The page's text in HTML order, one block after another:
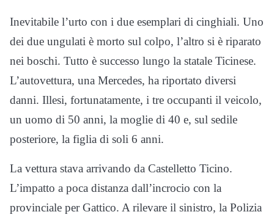
Inevitabile l’urto con i due esemplari di cinghiali. Uno
dei due ungulati è morto sul colpo, l’altro si è riparato
nei boschi. Tutto è successo lungo la statale Ticinese.
L’autovettura, una Mercedes, ha riportato diversi
danni. Illesi, fortunatamente, i tre occupanti il veicolo,
un uomo di 50 anni, la moglie di 40 e, sul sedile
posteriore, la figlia di soli 6 anni.
La vettura stava arrivando da Castelletto Ticino.
L’impatto a poca distanza dall’incrocio con la
provinciale per Gattico. A rilevare il sinistro, la Polizia